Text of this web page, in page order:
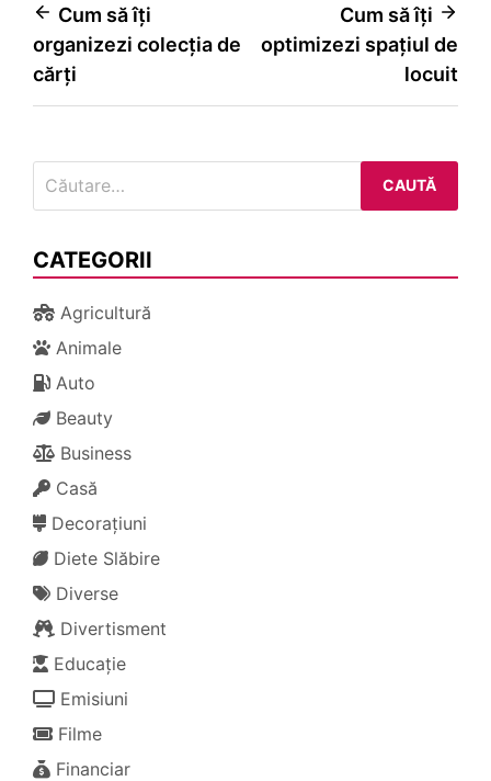
Navigare
în
articole
Cum să îți
organizezi colecția de
cărți
Cum să îți
optimizezi spațiul de
locuit
după:
CATEGORII
Agricultură
Animale
Auto
Beauty
Business
Casă
Decorațiuni
Diete Slăbire
Diverse
Divertisment
Educație
Emisiuni
Filme
Financiar